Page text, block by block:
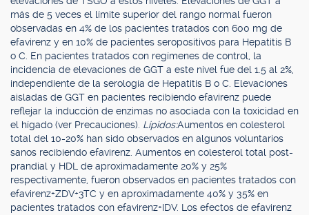
más de 5 veces el límite superior del rango normal fueron
observadas en 4% de los pacientes tratados con 600 mg de
efavirenz y en 10% de pacientes seropositivos para Hepatitis B
o C. En pacientes tratados con regímenes de control, la
incidencia de elevaciones de GGT a este nivel fue del 1.5 al 2%,
independiente de la serología de Hepatitis B o C. Elevaciones
aisladas de GGT en pacientes recibiendo efavirenz puede
reflejar la inducción de enzimas no asociada con la toxicidad en
el hígado (ver Precauciones). Lípidos:Aumentos en colesterol
total del 10-20% han sido observados en algunos voluntarios
sanos recibiendo efavirenz. Aumentos en colesterol total post-
prandial y HDL de aproximadamente 20% y 25%
respectivamente, fueron observados en pacientes tratados con
efavirenz+ZDV+3TC y en aproximadamente 40% y 35% en
pacientes tratados con efavirenz+IDV. Los efectos de efavirenz